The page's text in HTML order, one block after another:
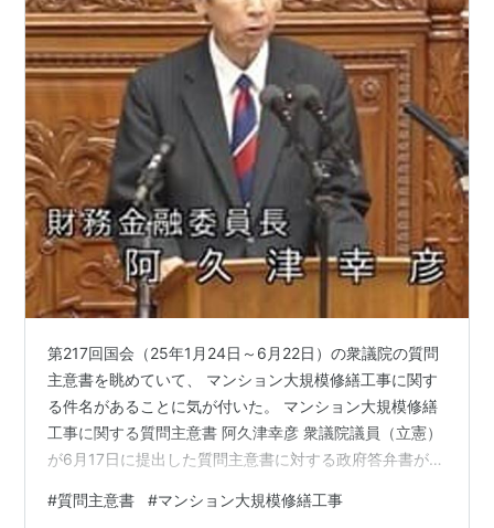
第217回国会（25年1月24日～6月22日）の衆議院の質問
主意書を眺めていて、 マンション大規模修繕工事に関す
る件名があることに気が付いた。 マンション大規模修繕
工事に関する質問主意書 阿久津幸彦 衆議院議員（立憲）
が6月17日に提出した質問主意書に対する政府答弁書が公
め、一問一答形式で再構成した。 ※以下長文。時間のな
#質問主意書 #マンション大規模修繕工事